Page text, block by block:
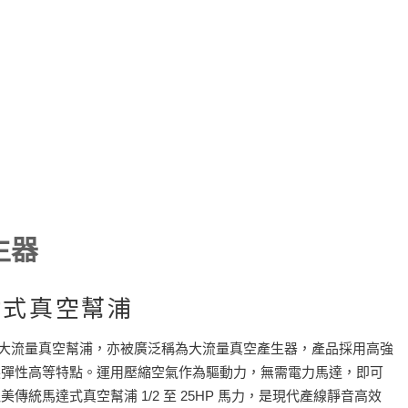
器
真空幫浦
流量真空幫浦，亦被廣泛稱為大流量真空產生器，產品採用高強
性高等特點。運用壓縮空氣作為驅動力，無需電力馬達，即可
傳統馬達式真空幫浦 1/2 至 25HP 馬力，是現代產線靜音高效